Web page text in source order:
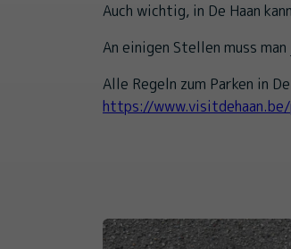
Auch wichtig, in De Haan
An einigen Stellen muss
Alle Regeln zum Parken in
https://